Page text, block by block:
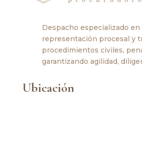
Despacho especializado en
representación procesal y
procedimientos civiles,
garantizando agilidad,
Ubicación